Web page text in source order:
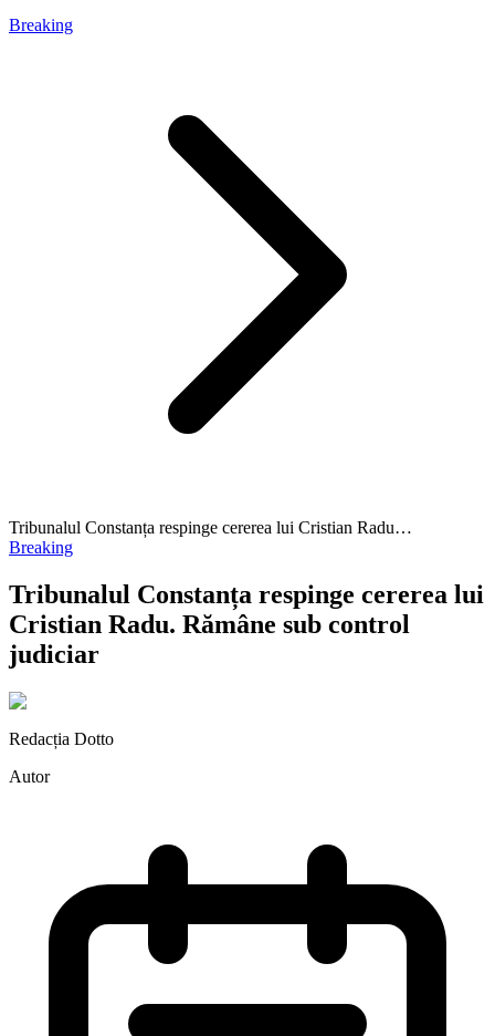
Breaking
Tribunalul Constanța respinge cererea lui Cristian Radu…
Breaking
Tribunalul Constanța respinge cererea lui
Cristian Radu. Rămâne sub control
judiciar
Redacția Dotto
Autor